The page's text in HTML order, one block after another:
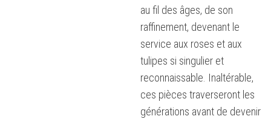
au fil des âges, de son
raffinement, devenant le
service aux roses et aux
tulipes si singulier et
reconnaissable. Inaltérable,
ces pièces traverseront les
générations avant de devenir